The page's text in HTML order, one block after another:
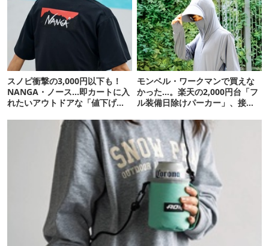
スノピ衝撃の3,000円以下も！
NANGA・ノース…即カートに入
れたいアウトドアな「値下げ夏
モンベル・ワークマンで買えな
かった…。楽天の2,000円台「フ
ル装備日除けパーカー」、接触